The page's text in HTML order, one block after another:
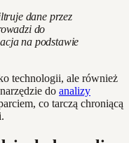
dane przez
do
na podstawie
technologii, ale również
do analizy
co tarczą chroniącą